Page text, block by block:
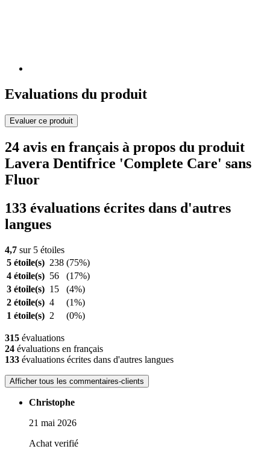
Evaluations du produit
Evaluer ce produit
24 avis en français à propos du produit
Lavera Dentifrice 'Complete Care' sans
Fluor
133 évaluations écrites dans d'autres
langues
4,7 sur 5 étoiles
5 étoile(s) 238 (75%)
4 étoile(s) 56
(17%)
3 étoile(s) 15
(4%)
2 étoile(s) 4
(1%)
1 étoile(s) 2 (0%)
315 évaluations
24 évaluations en français
133 évaluations écrites dans d'autres langues
Afficher tous les commentaires-clients
Christophe
21 mai 2026
Achat verifié